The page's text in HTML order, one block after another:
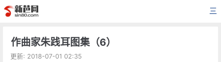
三
作曲家朱践耳图集（6）
更新: 2018-07-01 02:35